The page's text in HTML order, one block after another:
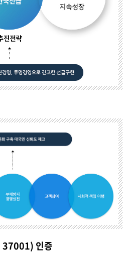
37001) 인증